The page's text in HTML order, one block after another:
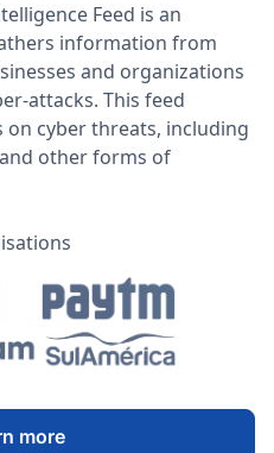
Feed is an
information from
and organizations
attacks. This feed
cyber threats, including
other forms of
more